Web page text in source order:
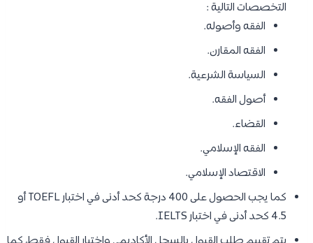
التخصصات التالية :
الفقه وأصوله.
الفقه المقارن.
السياسة الشرعية.
أصول الفقه.
القضاء.
الفقه الإسلامي.
الاقتصاد الإسلامي.
كما يجب الحصول على 400 درجة كحد أدنى في اختبار TOEFL أو
4.5 كحد أدنى في اختبار IELTS.